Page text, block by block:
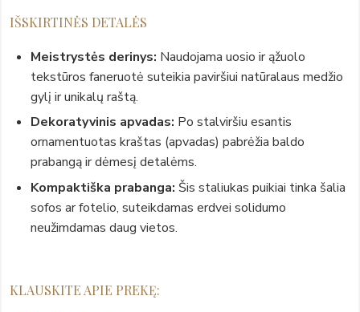
IŠSKIRTINĖS DETALĖS
Meistrystės derinys: Naudojama uosio ir ąžuolo
tekstūros faneruotė suteikia paviršiui natūralaus medžio
gylį ir unikalų raštą.
Dekoratyvinis apvadas: Po stalviršiu esantis
ornamentuotas kraštas (apvadas) pabrėžia baldo
prabangą ir dėmesį detalėms.
Kompaktiška prabanga: Šis staliukas puikiai tinka šalia
sofos ar fotelio, suteikdamas erdvei solidumo
neužimdamas daug vietos.
KLAUSKITE APIE PREKĘ: